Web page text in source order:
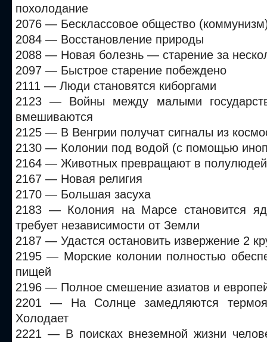
похолодание
2076 — Бесклассовое общество
2084 — Восстановление природы
2088 — Новая болезнь — старение за
2097 — Быстрое старение побеждено
2111 — Люди становятся киборгами
2123 — Войны между малыми
вмешиваются
2125 — В Венгрии получат сигналы из
2130 — Колонии под водой (с помощью
2164 — Животных превращают в полулюдей
2167 — Новая религия
2170 — Большая засуха
2183 — Колония на Марсе становится
требует независимости от Земли
2187 — Удастся остановить извержение 2
2195 — Морские колонии полностью
пищей
2196 — Полное смешение азиатов и
2201 — На Солнце замедляются
Холодает
2221 — В поисках внеземной жизни